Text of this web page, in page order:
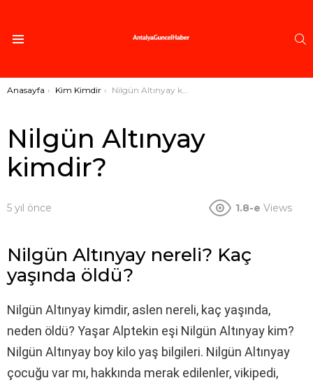
Buradasınız:
Anasayfa Kim Kimdir Nilgün Altınyay kimdir?
Nilgün Altınyay
kimdir?
5 yıl önce 1.8-e Views
Nilgün Altınyay nereli? Kaç
yaşında öldü?
Nilgün Altınyay kimdir, aslen nereli, kaç yaşında,
neden öldü? Yaşar Alptekin eşi Nilgün Altınyay kim?
Nilgün Altınyay boy kilo yaş bilgileri. Nilgün Altınyay
çocuğu var mı, hakkında merak edilenler, vikipedi,